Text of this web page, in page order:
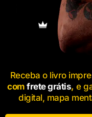
Receba o livro
com frete grátis, e
digital, mapa